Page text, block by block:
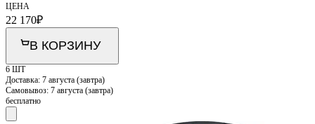
ЦЕНА
22 170₽
В КОРЗИНУ
6 ШТ
Доставка: 7 августа (завтра)
Самовывоз: 7 августа (завтра)
бесплатно